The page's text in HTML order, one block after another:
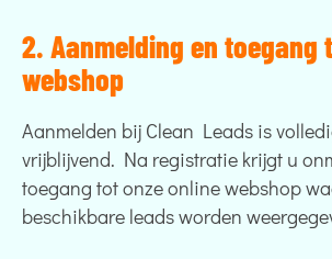
2. Aanmelding en toegang
webshop
Aanmelden bij Clean Leads is
vrijblijvend. Na registratie krijgt u
toegang tot onze online webshop
beschikbare leads worden